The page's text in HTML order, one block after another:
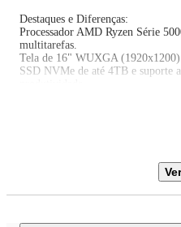
Destaques e Diferenças:
Processador AMD Ryzen Série
multitarefas.
Tela de 16" WUXGA
SSD NVMe de até 4TB e suporte
Conectividade completa: Wi-Fi
Webcam HD com bloqueador